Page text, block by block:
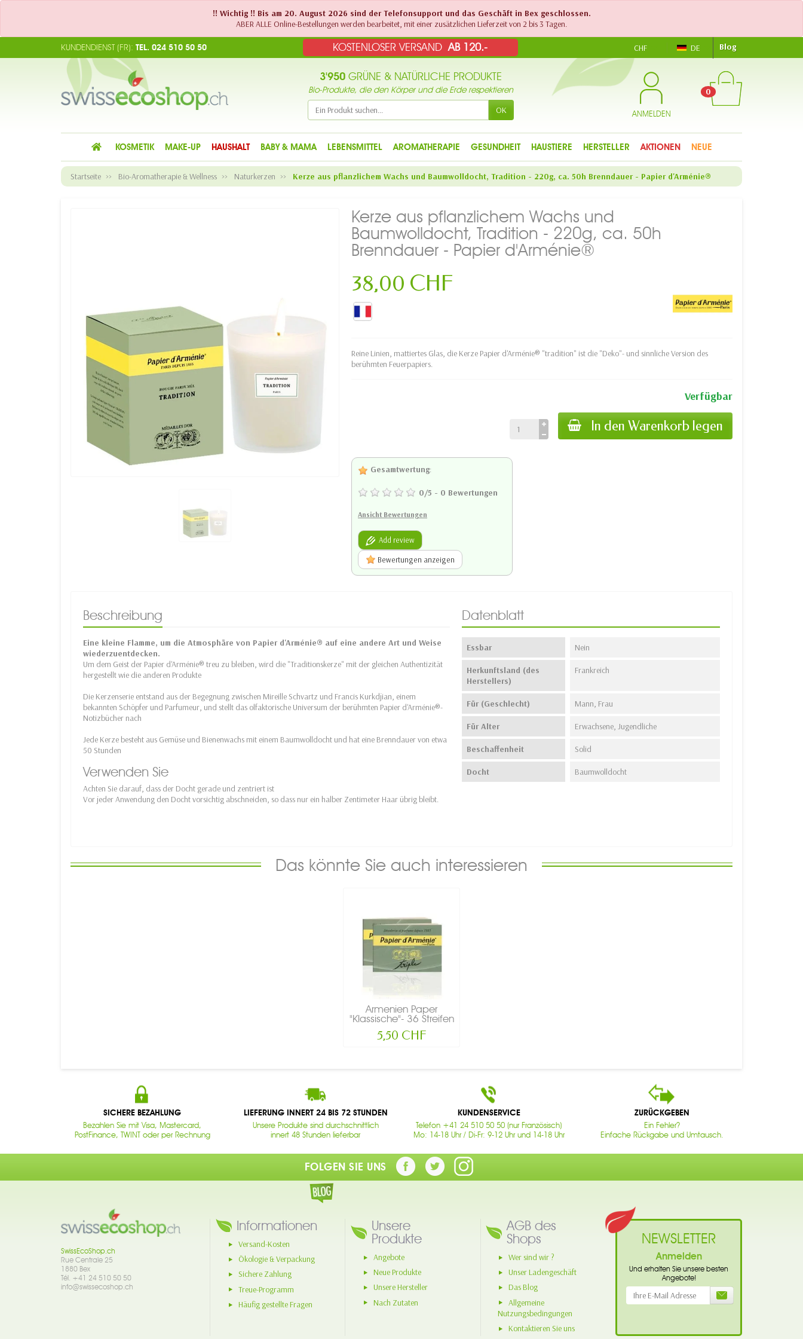
!! Wichtig !! Bis am 20. August 2026 sind der Telefonsupport und das Geschäft in Bex geschlossen.
ABER ALLE Online-Bestellungen werden bearbeitet, mit einer zusätzlichen Lieferzeit von 2 bis 3 Tagen.
KOSTENLOSER VERSANDAB 120.-
KUNDENDIENST (FR): TEL. 024 510 50 50 CHF DE Blog
3'950GRÜNE & NATÜRLICHE PRODUKTE
Bio-Produkte, die den Körper und die Erde respektieren
OK ANMELDEN
0
KOSMETIK MAKE-UP HAUSHALT BABY & MAMA LEBENSMITTEL AROMATHERAPIE GESUNDHEIT HAUSTIERE HERSTELLER AKTIONEN NEUE
Startseite Bio-Aromatherapie & Wellness Naturkerzen Kerze aus pflanzlichem Wachs und Baumwolldocht, Tradition - 220g, ca. 50h Brenndauer - Papier d'Arménie®
Kerze aus pflanzlichem Wachs und
Baumwolldocht, Tradition - 220g, ca. 50h
Brenndauer - Papier d'Arménie®
38,00 CHF
Reine Linien, mattiertes Glas, die Kerze Papier d'Arménie® "tradition" ist die "Deko"- und sinnliche Version des
berühmten Feuerpapiers.
Verfügbar
In den Warenkorb legen
Gesamtwertung:
0/5 - 0 Bewertungen
Ansicht Bewertungen
Add review
Bewertungen anzeigen
Beschreibung
Eine kleine Flamme, um die Atmosphäre von Papier d'Arménie® auf eine andere Art und Weise
wiederzuentdecken.
Um dem Geist der Papier d'Arménie® treu zu bleiben, wird die "Traditionskerze" mit der gleichen Authentizität
hergestellt wie die anderen Produkte
Die Kerzenserie entstand aus der Begegnung zwischen Mireille Schvartz und Francis Kurkdjian, einem
bekannten Schöpfer und Parfumeur, und stellt das olfaktorische Universum der berühmten Papier d'Arménie®-
Notizbücher nach
Jede Kerze besteht aus Gemüse und Bienenwachs mit einem Baumwolldocht und hat eine Brenndauer von etwa
50 Stunden
Verwenden Sie
Achten Sie darauf, dass der Docht gerade und zentriert ist
Vor jeder Anwendung den Docht vorsichtig abschneiden, so dass nur ein halber Zentimeter Haar übrig bleibt.
Datenblatt
Essbar Nein
Herkunftsland (des
Herstellers)
Frankreich
Für (Geschlecht) Mann, Frau
Für Alter Erwachsene, Jugendliche
Beschaffenheit Solid
Docht Baumwolldocht
Das könnte Sie auch interessieren
Armenien Paper
"Klassische"- 36 Streifen
-...
5,50 CHF
SICHERE BEZAHLUNG
Bezahlen Sie mit Visa, Mastercard,
PostFinance, TWINT oder per Rechnung
LIEFERUNG INNERT 24 BIS 72 STUNDEN
Unsere Produkte sind durchschnittlich
innert 48 Stunden lieferbar
KUNDENSERVICE
Telefon +41 24 510 50 50 (nur Französisch)
Mo: 14-18 Uhr / Di-Fr: 9-12 Uhr und 14-18 Uhr
ZURÜCKGEBEN
Ein Fehler?
Einfache Rückgabe und Umtausch.
FOLGEN SIE UNS
SwissEcoShop.ch
Rue Centrale 25
1880 Bex
Tél. +41 24 510 50 50
info@swissecoshop.ch
Informationen
Versand-Kosten
Ökologie & Verpackung
Sichere Zahlung
Treue-Programm
Häufig gestellte Fragen
Unsere
Produkte
Angebote
Neue Produkte
Unsere Hersteller
Nach Zutaten
AGB des
Shops
Wer sind wir ?
Unser Ladengeschäft
Das Blog
Allgemeine
Nutzungsbedingungen
Kontaktieren Sie uns
NEWSLETTER
Anmelden
Und erhalten Sie unsere besten
Angebote!